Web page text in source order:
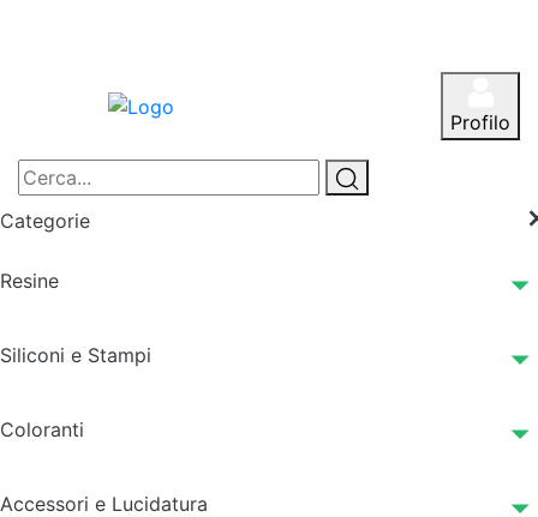
Profilo
Categorie
Resine
Siliconi e Stampi
Coloranti
Accessori e Lucidatura